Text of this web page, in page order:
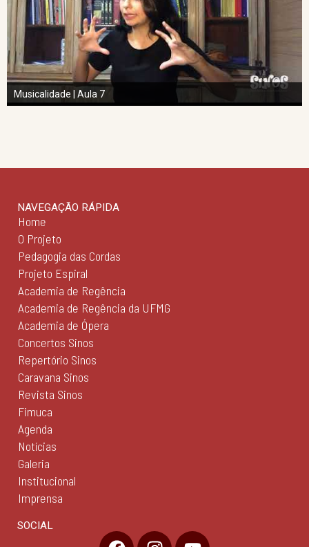
Musicalidade | Aula 7
NAVEGAÇÃO RÁPIDA
Home
O Projeto
Pedagogia das Cordas
Projeto Espiral
Academia de Regência
Academia de Regência da UFMG
Academia de Ópera
Concertos Sinos
Repertório Sinos
Caravana Sinos
Revista Sinos
Fimuca
Agenda
Notícias
Galeria
Institucional
Imprensa
SOCIAL